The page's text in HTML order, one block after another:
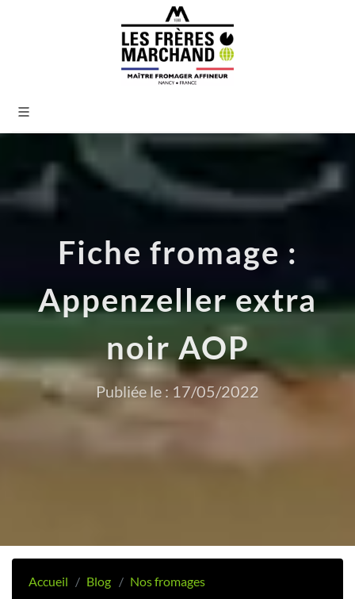
Fiche fromage :
Appenzeller extra
noir AOP
Publiée le : 17/05/2022
Accueil Blog
Nos fromages